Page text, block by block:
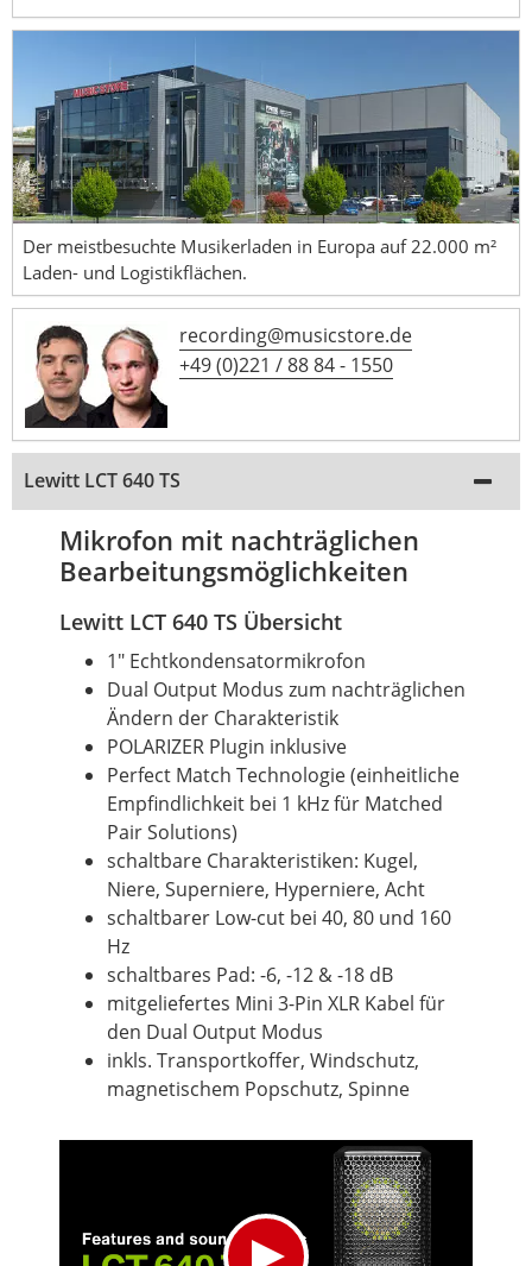
Der meistbesuchte Musikerladen in Europa auf 22.000 m²
Laden- und Logistikflächen.
recording@musicstore.de
+49 (0)221 / 88 84 - 1550
Lewitt LCT 640 TS
Mikrofon mit nachträglichen
Bearbeitungsmöglichkeiten
Lewitt LCT 640 TS Übersicht
1" Echtkondensatormikrofon
Dual Output Modus zum nachträglichen
Ändern der Charakteristik
POLARIZER Plugin inklusive
Perfect Match Technologie (einheitliche
Empfindlichkeit bei 1 kHz für Matched
Pair Solutions)
schaltbare Charakteristiken: Kugel,
Niere, Superniere, Hyperniere, Acht
schaltbarer Low-cut bei 40, 80 und 160
Hz
schaltbares Pad: -6, -12 & -18 dB
mitgeliefertes Mini 3-Pin XLR Kabel für
den Dual Output Modus
inkls. Transportkoffer, Windschutz,
magnetischem Popschutz, Spinne